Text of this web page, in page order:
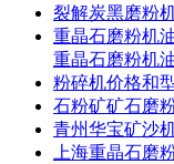
裂解炭黑磨粉
重晶石磨粉机
重晶石磨粉机
粉碎机价格和
石粉矿矿石磨
青州华宝矿沙
上海重晶石磨